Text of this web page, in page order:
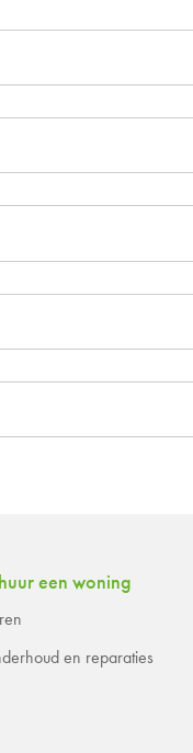
een woning
en reparaties